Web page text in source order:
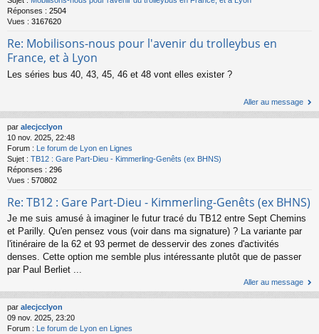
Réponses : 2504
Vues : 3167620
Re: Mobilisons-nous pour l'avenir du trolleybus en
France, et à Lyon
Les séries bus 40, 43, 45, 46 et 48 vont elles exister ?
Aller au message
par alecjcclyon
10 nov. 2025, 22:48
Forum : Le forum de Lyon en Lignes
Sujet : TB12 : Gare Part-Dieu - Kimmerling-Genêts (ex BHNS)
Réponses : 296
Vues : 570802
Re: TB12 : Gare Part-Dieu - Kimmerling-Genêts (ex BHNS)
Je me suis amusé à imaginer le futur tracé du TB12 entre Sept Chemins
et Parilly. Qu'en pensez vous (voir dans ma signature) ? La variante par
l'itinéraire de la 62 et 93 permet de desservir des zones d'activités
denses. Cette option me semble plus intéressante plutôt que de passer
par Paul Berliet ...
Aller au message
par alecjcclyon
09 nov. 2025, 23:20
Forum : Le forum de Lyon en Lignes